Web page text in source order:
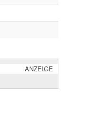
ANZEIGE